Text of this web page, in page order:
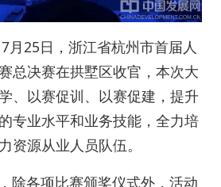
7月25日，浙江省杭州市首届人
总决赛在拱墅区收官，本次大
、以赛促训、以赛促建，提升
专业水平和业务技能，全力培
资源从业人员队伍。
除各项比赛颁奖仪式外，活动